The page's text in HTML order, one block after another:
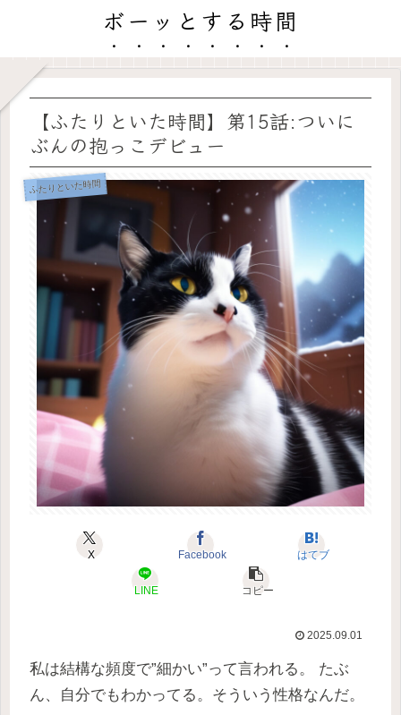
ボーッとする時間
【ふたりといた時間】第15話:ついに
ぶんの抱っこデビュー
ふたりといた時間
X Facebook はてブ
LINE コピー
2025.09.01
私は結構な頻度で”細かい”って言われる。 たぶ
ん、自分でもわかってる。そういう性格なんだ。